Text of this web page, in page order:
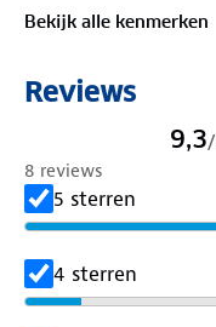
Bekijk alle kenmerken
Reviews
9,3/
8 reviews
5 sterren
4 sterren